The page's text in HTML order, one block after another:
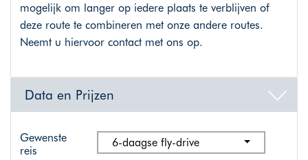
mogelijk om langer op iedere plaats te verblijven of
deze route te combineren met onze andere routes.
Neemt u hiervoor contact met ons op.
Data en Prijzen
Gewenste
reis
6-daagse fly-drive